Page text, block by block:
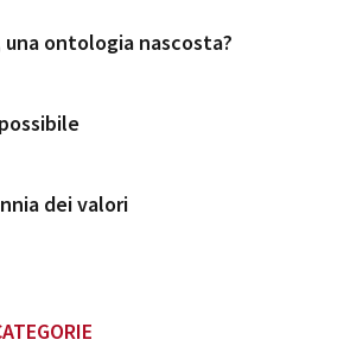
una ontologia nascosta?
dei valori